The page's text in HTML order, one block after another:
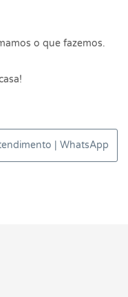
o que fazemos.
| WhatsApp